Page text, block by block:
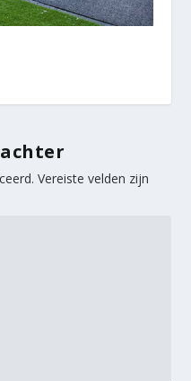
Vereiste velden zijn